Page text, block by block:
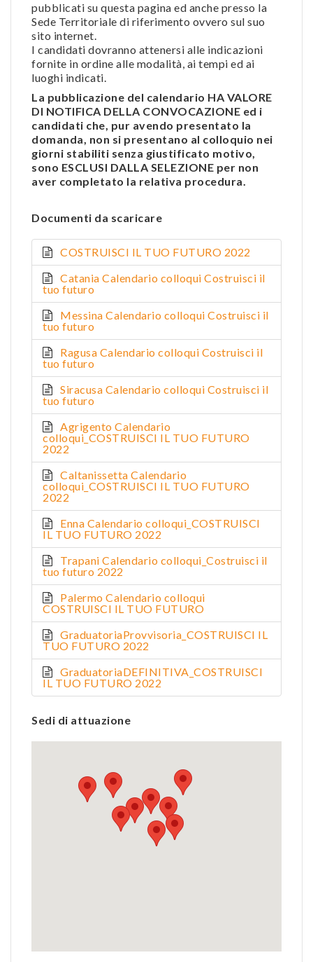
pubblicati su questa pagina ed anche presso la
Sede Territoriale di riferimento ovvero sul suo
sito internet.
I candidati dovranno attenersi alle indicazioni
fornite in ordine alle modalità, ai tempi ed ai
luoghi indicati.
La pubblicazione del calendario HA VALORE
DI NOTIFICA DELLA CONVOCAZIONE ed i
candidati che, pur avendo presentato la
domanda, non si presentano al colloquio nei
giorni stabiliti senza giustificato motivo,
sono ESCLUSI DALLA SELEZIONE per non
aver completato la relativa procedura.
Documenti da scaricare
COSTRUISCI IL TUO FUTURO 2022
Catania Calendario colloqui Costruisci il
tuo futuro
Messina Calendario colloqui Costruisci il
tuo futuro
Ragusa Calendario colloqui Costruisci il
tuo futuro
Siracusa Calendario colloqui Costruisci il
tuo futuro
Agrigento Calendario
colloqui_COSTRUISCI IL TUO FUTURO
2022
Caltanissetta Calendario
colloqui_COSTRUISCI IL TUO FUTURO
2022
Enna Calendario colloqui_COSTRUISCI
IL TUO FUTURO 2022
Trapani Calendario colloqui_Costruisci il
tuo futuro 2022
Palermo Calendario colloqui
COSTRUISCI IL TUO FUTURO
GraduatoriaProvvisoria_COSTRUISCI IL
TUO FUTURO 2022
GraduatoriaDEFINITIVA_COSTRUISCI
IL TUO FUTURO 2022
Sedi di attuazione